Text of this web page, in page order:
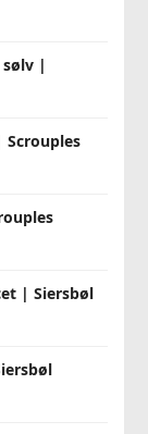
|
| Siersbøl